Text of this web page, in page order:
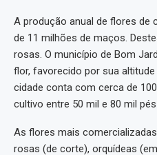
A produção anual de flores de
de 11 milhões de maços.
rosas. O município de Bom
flor, favorecido por sua
cidade conta com cerca de
cultivo entre 50 mil e 80 mil
As flores mais
rosas (de corte), orquídeas